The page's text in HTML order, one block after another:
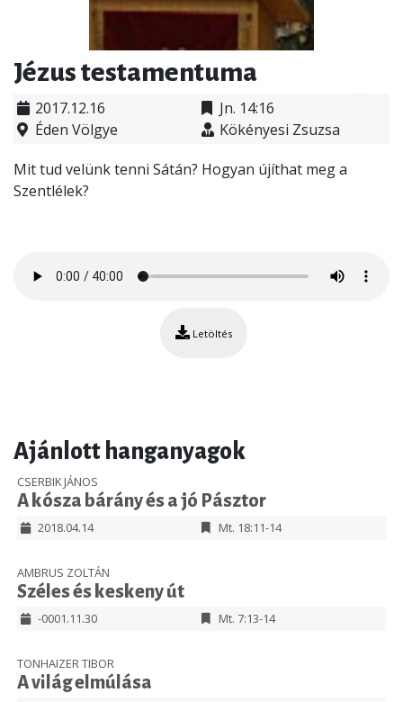
Jézus testamentuma
2017.12.16
Éden Völgye
Jn. 14:16
Kökényesi Zsuzsa
Mit tud velünk tenni Sátán? Hogyan újíthat meg a
Szentlélek?
Letöltés
Ajánlott hanganyagok
CSERBIK JÁNOS
A kósza bárány és a jó Pásztor
2018.04.14 Mt. 18:11-14
AMBRUS ZOLTÁN
Széles és keskeny út
-0001.11.30 Mt. 7:13-14
TONHAIZER TIBOR
A világ elmúlása